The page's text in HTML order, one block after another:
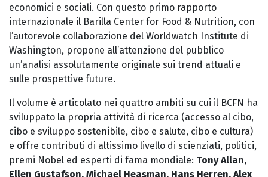
economici e sociali. Con questo primo rapporto
internazionale il Barilla Center for Food & Nutrition, con
l’autorevole collaborazione del Worldwatch Institute di
Washington, propone all’attenzione del pubblico
un’analisi assolutamente originale sui trend attuali e
sulle prospettive future.
Il volume è articolato nei quattro ambiti su cui il BCFN ha
sviluppato la propria attività di ricerca (accesso al cibo,
cibo e sviluppo sostenibile, cibo e salute, cibo e cultura)
e offre contributi di altissimo livello di scienziati, politici,
premi Nobel ed esperti di fama mondiale: Tony Allan,
Ellen Gustafson, Michael Heasman, Hans Herren, Alex